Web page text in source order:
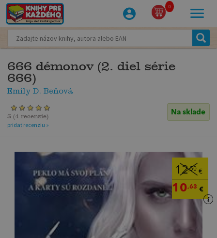
0
666 démonov (2. diel série
666)
Emily D. Beňová
Na sklade
5 (4 recenzie)
pridať recenziu »
12,50 €
10,63 €